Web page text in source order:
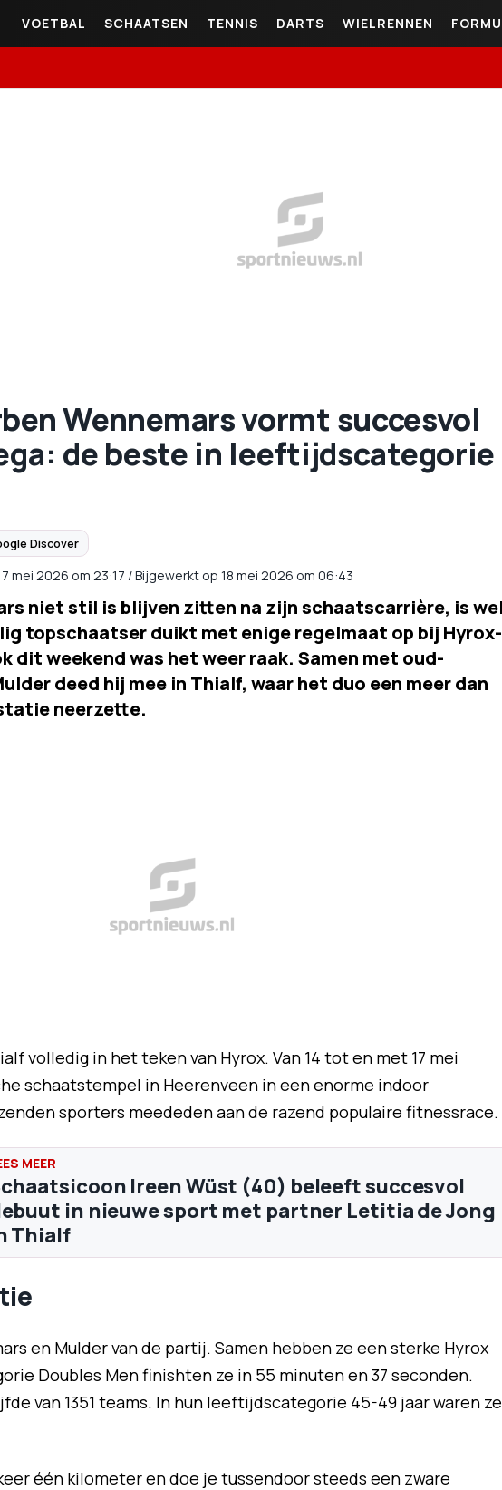
VOETBAL SCHAATSEN TENNIS DARTS WIELRENNEN
Wennemars vormt succesvol
de beste in leeftijdscategorie
Discover
mei 2026 om 23:17 /Bijgewerkt op 18 mei 2026 om 06:43
niet stil is blijven zitten na zijn schaatscarrière, is
topschaatser duikt met enige regelmaat op bij Hyrox-
dit weekend was het weer raak. Samen met oud-
deed hij mee in Thialf, waar het duo een meer dan
neerzette.
volledig in het teken van Hyrox. Van 14 tot en met 17 mei
schaatstempel in Heerenveen in een enorme indoor
sporters meededen aan de razend populaire fitnessrace.
Ireen Wüst (40) beleeft succesvol
in nieuwe sport met partner Letitia de Jong
Thialf
en Mulder van de partij. Samen hebben ze een sterke Hyrox
Doubles Men finishten ze in 55 minuten en 37 seconden.
van 1351 teams. In hun leeftijdscategorie 45-49 jaar waren ze
één kilometer en doe je tussendoor steeds een zware